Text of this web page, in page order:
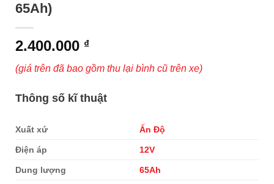
65Ah)
2.400.000 ₫
(giá trên đã bao gồm thu lại bình cũ trên xe)
Thông số kĩ thuật
Xuất xứ Ấn Độ
Điện áp 12V
Dung lượng 65Ah